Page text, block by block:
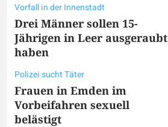
Vorfall in der Innenstadt
Drei Männer sollen 15-
Jährigen in Leer ausgeraubt
haben
Polizei sucht Täter
Frauen in Emden im
Vorbeifahren sexuell
belästigt